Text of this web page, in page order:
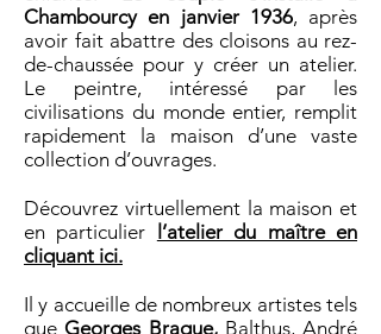
Chambourcy en janvier 1936, après
avoir fait abattre des cloisons au rez-
de-chaussée pour y créer un atelier.
Le peintre, intéressé par les
civilisations du monde entier, remplit
rapidement la maison d’une vaste
collection d’ouvrages.
Découvrez virtuellement la maison et
en particulier
l’atelier du maître en
cliquant ici.
Il y accueille de nombreux artistes tels
queGeorges Braque,Balthus, André